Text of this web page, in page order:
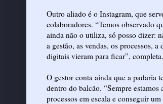
Outro aliado é o Instagram, que
colaboradores. “Temos observado
ainda não o utiliza, só posso dizer:
a gestão, as vendas, os processos,
digitais vieram para ficar”, completa.
O gestor conta ainda que a padaria
dentro do balcão. “Sempre
processos em escala e conseguir